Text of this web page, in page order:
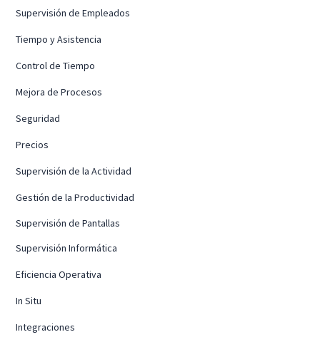
Supervisión de Empleados
Tiempo y Asistencia
Control de Tiempo
Mejora de Procesos
Seguridad
Precios
Supervisión de la Actividad
Gestión de la Productividad
Supervisión de Pantallas
Supervisión Informática
Eficiencia Operativa
In Situ
Integraciones